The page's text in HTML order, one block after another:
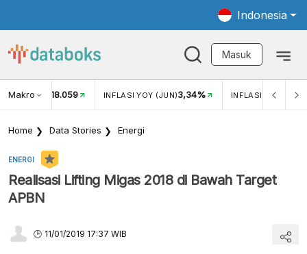
Indonesia
Masuk
Makro
USD/IDR 18.059 INFLASI YOY (JUN)3,34% INFLASI MOM
Home Data Stories Energi
ENERGI
Realisasi Lifting Migas 2018 di Bawah Target
APBN
11/01/2019 17:37 WIB